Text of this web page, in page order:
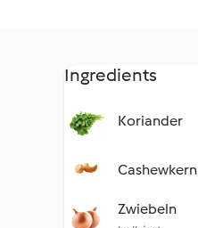
Ingredients
Koriander
Cashewkern
Zwiebeln